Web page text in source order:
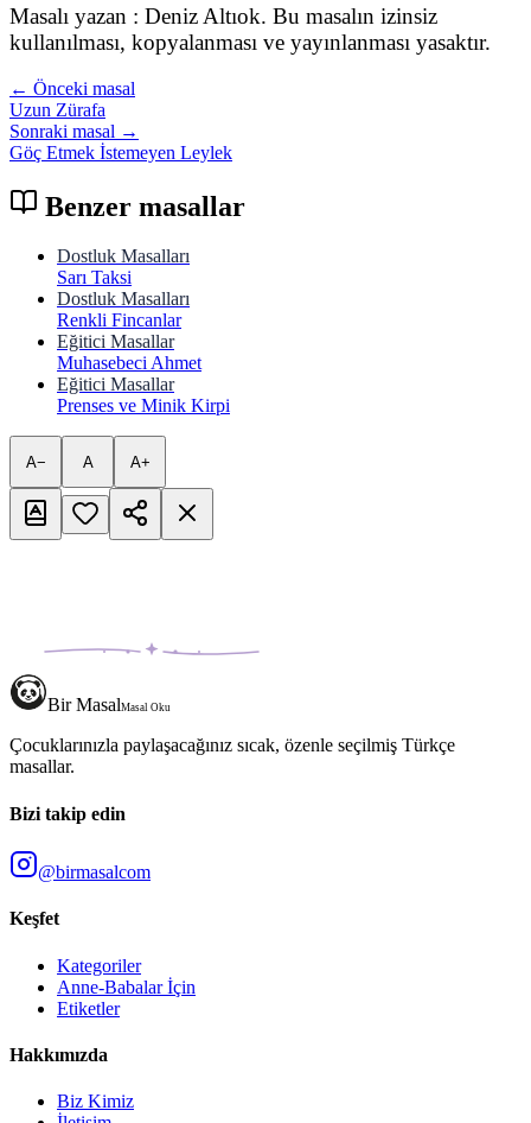
Masalı yazan : Deniz Altıok. Bu masalın izinsiz
kullanılması, kopyalanması ve yayınlanması yasaktır.
← Önceki masal
Uzun Zürafa
Sonraki masal →
Göç Etmek İstemeyen Leylek
Benzer masallar
Dostluk Masalları
Sarı Taksi
Dostluk Masalları
Renkli Fincanlar
Eğitici Masallar
Muhasebeci Ahmet
Eğitici Masallar
Prenses ve Minik Kirpi
A− A A+
Bir MasalMasal Oku
Çocuklarınızla paylaşacağınız sıcak, özenle seçilmiş Türkçe
masallar.
Bizi takip edin
@birmasalcom
Keşfet
Kategoriler
Anne-Babalar İçin
Etiketler
Hakkımızda
Biz Kimiz